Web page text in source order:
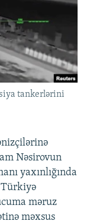
tankerlərini
Nəsirovun
yaxınlığında
Türkiyə
məruz
məxsus